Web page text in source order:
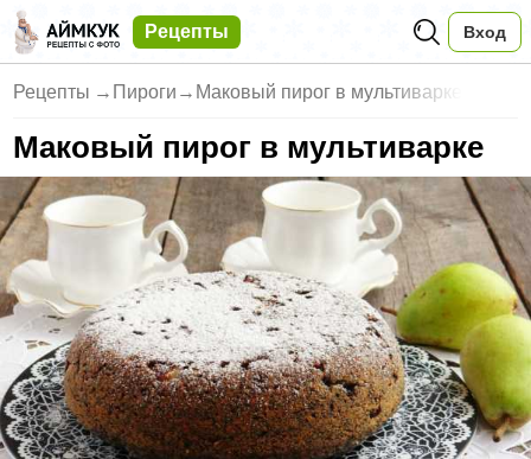
Рецепты Вход
Рецепты → Пироги → Маковый пирог в мультиварке
Маковый пирог в мультиварке